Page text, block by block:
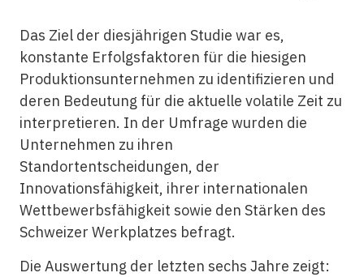
Das Ziel der diesjährigen Studie war es,
konstante Erfolgsfaktoren für die hiesigen
Produktionsunternehmen zu identifizieren und
deren Bedeutung für die aktuelle volatile Zeit zu
interpretieren. In der Umfrage wurden die
Unternehmen zu ihren
Standortentscheidungen, der
Innovationsfähigkeit, ihrer internationalen
Wettbewerbsfähigkeit sowie den Stärken des
Schweizer Werkplatzes befragt.
Die Auswertung der letzten sechs Jahre zeigt: